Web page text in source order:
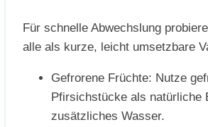
Für schnelle Abwechslung
alle als kurze, leicht umsetzbare
Gefrorene Früchte: Nutze
Pfirsichstücke als natürliche
zusätzliches Wasser.